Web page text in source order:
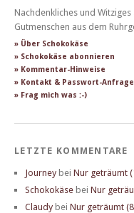
Nachdenkliches und
Gutmenschen aus dem
» Über Schokokäse
» Schokokäse abonnieren
» Kommentar-Hinweise
» Kontakt & Passwort-Anfrage
» Frag mich was :-)
LETZTE KOMMENTARE
Journey bei Nur geträumt
Schokokäse bei Nur
Claudy bei Nur geträumt